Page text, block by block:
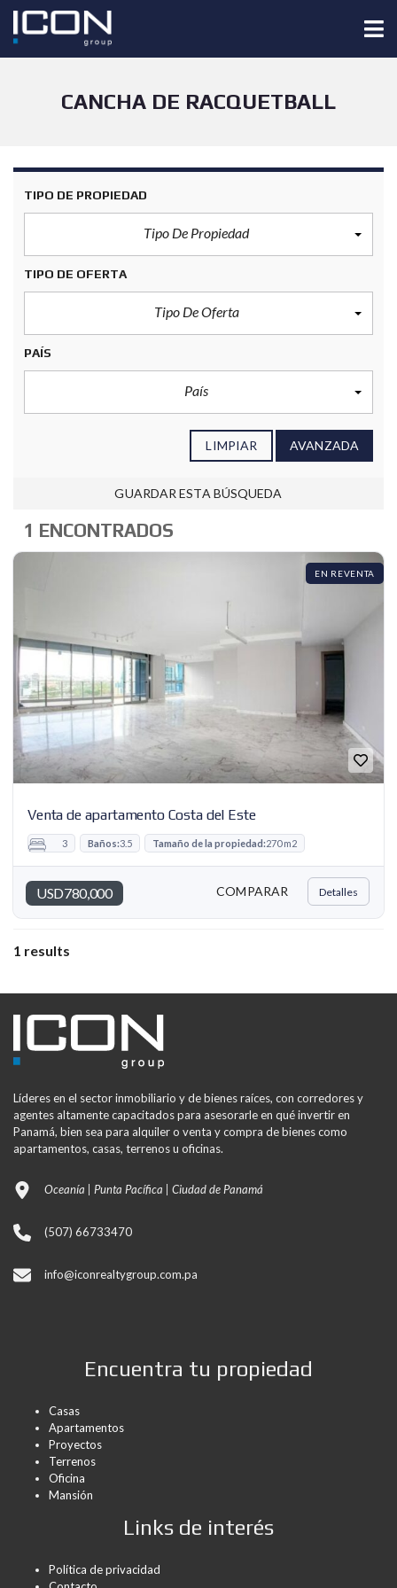
CANCHA DE RACQUETBALL
TIPO DE PROPIEDAD
Tipo De Propiedad
TIPO DE OFERTA
Tipo De Oferta
PAÍS
País
LIMPIAR AVANZADA
GUARDAR ESTA BÚSQUEDA
1 ENCONTRADOS
EN REVENTA
Venta de apartamento Costa del Este
USD780,000
3 Baños:3.5 Tamaño de la propiedad:270 m2
COMPARAR Detalles
1 results
Líderes en el sector inmobiliario y de bienes raíces, con corredores y
agentes altamente capacitados para asesorarle en qué invertir en
Panamá, bien sea para alquiler o venta y compra de bienes como
apartamentos, casas, terrenos u oficinas.
Oceanía | Punta Pacífica | Ciudad de Panamá
(507) 66733470
info@iconrealtygroup.com.pa
Encuentra tu propiedad
Casas
Apartamentos
Proyectos
Terrenos
Oficina
Mansión
Links de interés
Política de privacidad